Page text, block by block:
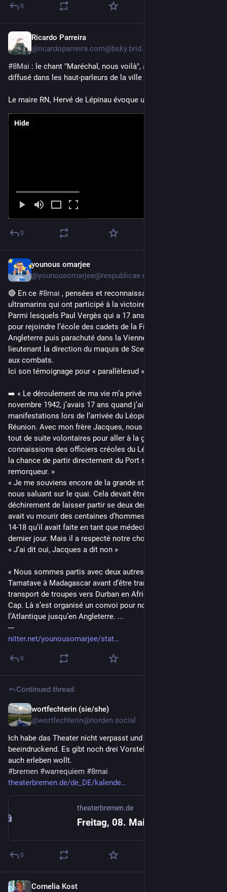
0
Ricardo Parreira
@ricardoparreira.com@bsky.brid.gy
#8Mai : le chant "Maréchal, nous voilà", à la gloire de Pétain,
diffusé dans les haut-parleurs de la ville de Carpentras.
Le maire RN, Hervé de Lépinau évoque une erreur.
Hide
0
younous omarjee
@younousomarjee@respublicae.eu
🔴 En ce #8mai , pensées et reconnaissance pour les
ultramarins qui ont participé à la victoire contre le nazisme.
Parmi lesquels Paul Vergès qui a 17 ans quitte la Réunion
pour rejoindre l’école des cadets de la France Libre en
Angleterre puis parachuté dans la Vienne, prendra comme
lieutenant la direction du maquis de Scevolles et participera
aux combats.
Ici son témoignage pour « parallèlesud »
➡️ « Le déroulement de ma vie m’a privé de ma jeunesse. En
novembre 1942, j’avais 17 ans quand j’ai participé aux
manifestations lors de l’arrivée du Léopard qui a libéré La
Réunion. Avec mon frère Jacques, nous nous sommes portés
tout de suite volontaires pour aller à la guerre. Comme nous
connaissions des officiers créoles du Léopard, nous avons eu
la chance de partir directement du Port sur un petit
remorqueur. »
« Je me souviens encore de la grande stature de mon père
nous saluant sur le quai. Cela devait être pour lui un
déchirement de laisser partir se deux derniers fils alors qu’il
avait vu mourir des centaines d’hommes lors de la guerre de
14-18 qu’il avait faite en tant que médecin du premier au
dernier jour. Mais il a respecté notre choix. »
« J’ai dit oui, Jacques a dit non »
« Nous sommes partis avec deux autres passagers jusqu’à
Tamatave à Madagascar avant d’être transférés sur un
transport de troupes vers Durban en Afrique du Sud puis au
Cap. Là s’est organisé un convoi pour nous faire traverser
l’Atlantique jusqu’en Angleterre. ...
---
nitter.net/younousomarjee/stat
0
Continued thread
wortfechterin (sie/she)
@wortfechterin@norden.social
Ich habe das Theater nicht verpasst und es war
beeindruckend. Es gibt noch drei Vorstellungen, falls ihr es
auch erleben wollt.
#bremen #warrequiem #8mai
theaterbremen.de/de_DE/kalende
theaterbremen.de
0
Cornelia Kost